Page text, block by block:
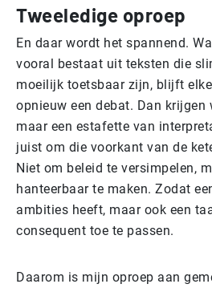
Tweeledige oproep
En daar wordt het spannend.
vooral bestaat uit teksten die
moeilijk toetsbaar zijn, blijft
opnieuw een debat. Dan krijgen
maar een estafette van
juist om die voorkant van de
Niet om beleid te versimpelen,
hanteerbaar te maken. Zodat
ambities heeft, maar ook een
consequent toe te passen.
Daarom is mijn oproep aan